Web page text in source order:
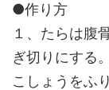
●作り方
１、たらは腹
ぎ切りにする。
こしょうをふ